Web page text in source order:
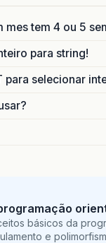
mes tem 4 ou 5
para string!
para selecionar
básicos da
e